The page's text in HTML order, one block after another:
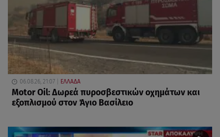
06.08.26, 21:07 ΕΛΛΑΔΑ
Motor Oil: Δωρεά πυροσβεστικών οχημάτων και
εξοπλισμού στον Άγιο Βασίλειο